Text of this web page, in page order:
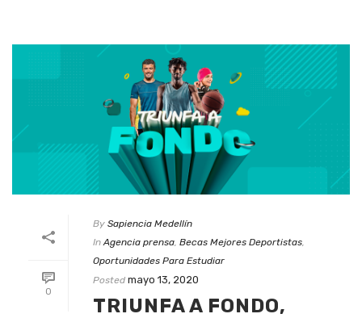
0
By Sapiencia Medellín
In Agencia prensa, Becas Mejores Deportistas,
Oportunidades Para Estudiar
Posted mayo 13, 2020
TRIUNFA A FONDO,